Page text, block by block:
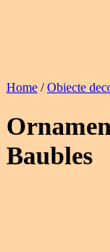
Home / Obiecte
Baubles